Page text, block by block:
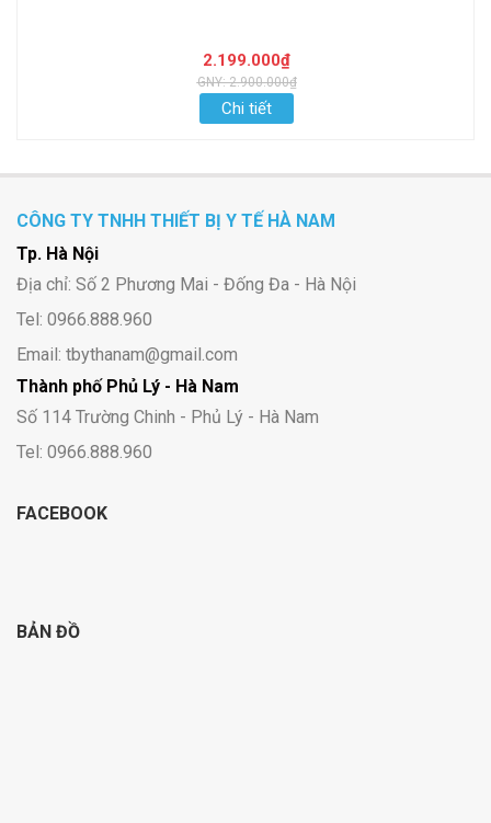
2.199.000₫
GNY: 2.900.000₫
Chi tiết
CÔNG TY TNHH THIẾT BỊ Y TẾ HÀ NAM
Tp. Hà Nội
Địa chỉ: Số 2 Phương Mai - Đống Đa - Hà Nội
Tel: 0966.888.960
Email: tbythanam@gmail.com
Thành phố Phủ Lý - Hà Nam
Số 114 Trường Chinh - Phủ Lý - Hà Nam
Tel: 0966.888.960
FACEBOOK
BẢN ĐỒ